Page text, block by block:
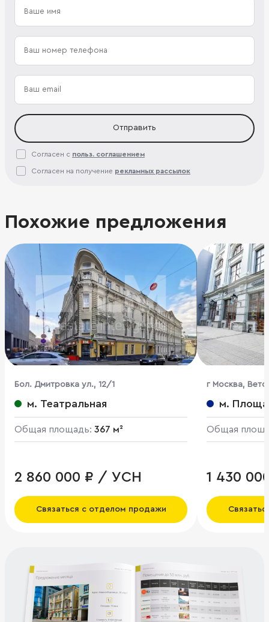
Отправить
Согласен с польз. соглашением
Согласен на получение рекламных рассылок
Похожие предложения
Бол. Дмитровка ул., 12/1
м. Театральная
Общая площадь: 367 м²
2 860 000 ₽ / УСН
Связаться с отделом продажи
г Москва,
м.
Общая
1 430